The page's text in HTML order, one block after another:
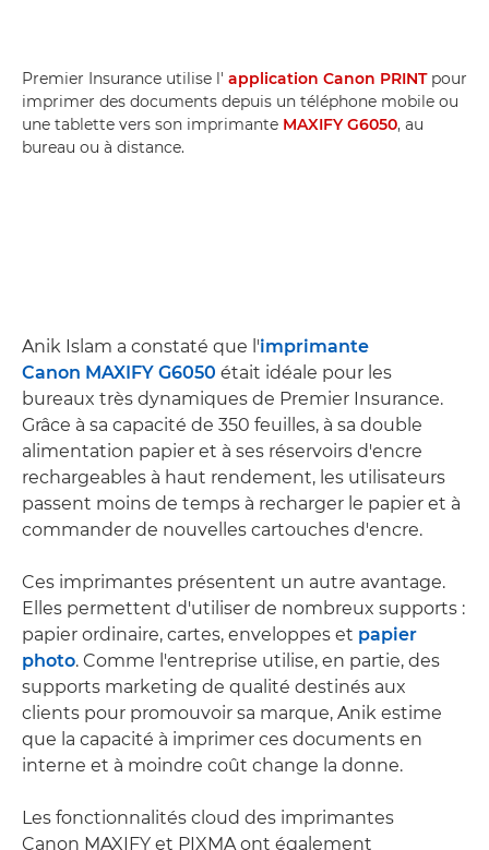
Premier Insurance utilise l' application Canon PRINTpour
imprimer des documents depuis un téléphone mobile ou
une tablette vers son imprimante MAXIFY G6050, au
bureau ou à distance.
Anik Islam a constaté que l'imprimante
Canon MAXIFY G6050 était idéale pour les
bureaux très dynamiques de Premier Insurance.
Grâce à sa capacité de 350 feuilles, à sa double
alimentation papier et à ses réservoirs d'encre
rechargeables à haut rendement, les utilisateurs
passent moins de temps à recharger le papier et à
commander de nouvelles cartouches d'encre.
Ces imprimantes présentent un autre avantage.
Elles permettent d'utiliser de nombreux supports :
papier ordinaire, cartes, enveloppes et papier
photo. Comme l'entreprise utilise, en partie, des
supports marketing de qualité destinés aux
clients pour promouvoir sa marque, Anik estime
que la capacité à imprimer ces documents en
interne et à moindre coût change la donne.
Les fonctionnalités cloud des imprimantes
Canon MAXIFY et PIXMA ont également